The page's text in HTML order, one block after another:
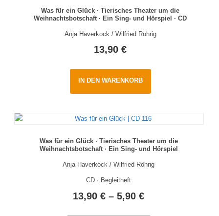
Was für ein Glück · Tierisches Theater um die
Weihnachtsbotschaft · Ein Sing- und Hörspiel · CD
Anja Haverkock / Wilfried Röhrig
13,90€
IN DEN WARENKORB
Was für ein Glück · Tierisches Theater um die
Weihnachtsbotschaft · Ein Sing- und Hörspiel
Anja Haverkock / Wilfried Röhrig
CD · Begleitheft
13,90€ –5,90€